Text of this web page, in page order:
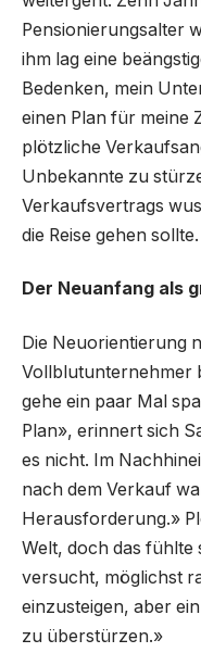
Pensionierungsalter
ihm lag eine
Bedenken, mein
einen Plan für meine
plötzliche
Unbekannte zu
Verkaufsvertrags
die Reise gehen sollte.
Der Neuanfang als
Die Neuorientierung
Vollblutunternehmer
gehe ein paar Mal
Plan», erinnert sich
es nicht. Im
nach dem Verkauf
Herausforderung.»
Welt, doch das fühlte
versucht, möglichst
einzusteigen, aber
zu überstürzen.»